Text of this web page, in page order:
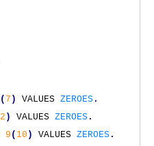
( 7 ) VALUES ZEROES .
2 ) VALUES ZEROES .
9 ( 10 ) VALUES ZEROES .